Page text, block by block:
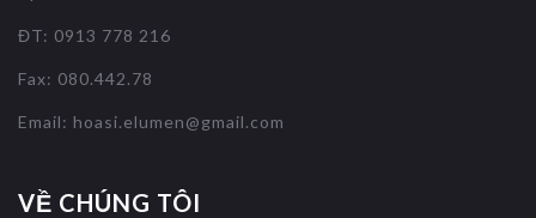
ĐT: 0913 778 216
Fax: 080.442.78
Email: hoasi.elumen@gmail.com
VỀ CHÚNG TÔI